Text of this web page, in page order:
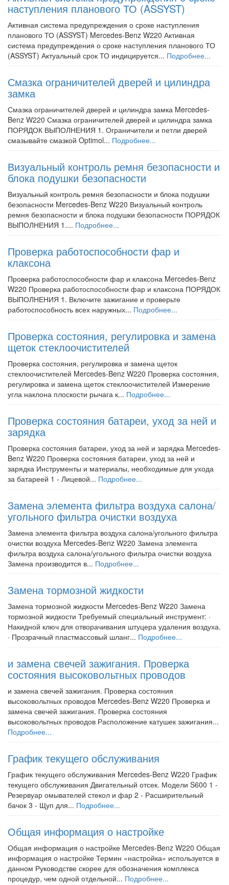
наступления планового ТО (ASSYST)
Активная система предупреждения о сроке наступления
планового ТО (ASSYST) Mercedes-Benz W220 Активная
система предупреждения о сроке наступления планового ТО
(ASSYST) Актуальный срок ТО индицируется... Подробнее...
Смазка ограничителей дверей и цилиндра
замка
Смазка ограничителей дверей и цилиндра замка Mercedes-
Benz W220 Смазка ограничителей дверей и цилиндра замка
ПОРЯДОК ВЫПОЛНЕНИЯ 1. Ограничители и петли дверей
смазывайте смазкой Optimol... Подробнее...
Визуальный контроль ремня безопасности и
блока подушки безопасности
Визуальный контроль ремня безопасности и блока подушки
безопасности Mercedes-Benz W220 Визуальный контроль
ремня безопасности и блока подушки безопасности ПОРЯДОК
ВЫПОЛНЕНИЯ 1.... Подробнее...
Проверка работоспособности фар и
клаксона
Проверка работоспособности фар и клаксона Mercedes-Benz
W220 Проверка работоспособности фар и клаксона ПОРЯДОК
ВЫПОЛНЕНИЯ 1. Включите зажигание и проверьте
работоспособность всех наружных... Подробнее...
Проверка состояния, регулировка и замена
щеток стеклоочистителей
Проверка состояния, регулировка и замена щеток
стеклоочистителей Mercedes-Benz W220 Проверка состояния,
регулировка и замена щеток стеклоочистителей Измерение
угла наклона плоскости рычага к... Подробнее...
Проверка состояния батареи, уход за ней и
зарядка
Проверка состояния батареи, уход за ней и зарядка Mercedes-
Benz W220 Проверка состояния батареи, уход за ней и
зарядка Инструменты и материалы, необходимые для ухода
за батареей 1 - Лицевой... Подробнее...
Замена элемента фильтра воздуха салона/
угольного фильтра очистки воздуха
Замена элемента фильтра воздуха салона/угольного фильтра
очистки воздуха Mercedes-Benz W220 Замена элемента
фильтра воздуха салона/угольного фильтра очистки воздуха
Замена производится в... Подробнее...
Замена тормозной жидкости
Замена тормозной жидкости Mercedes-Benz W220 Замена
тормозной жидкости Требуемый специальный инструмент: ·
Накидной ключ для отворачивания штуцера удаления воздуха.
· Прозрачный пластмассовый шланг... Подробнее...
и замена свечей зажигания. Проверка
состояния высоковольтных проводов
и замена свечей зажигания. Проверка состояния
высоковольтных проводов Mercedes-Benz W220 Проверка и
замена свечей зажигания. Проверка состояния
высоковольтных проводов Расположение катушек зажигания...
Подробнее...
График текущего обслуживания
График текущего обслуживания Mercedes-Benz W220 График
текущего обслуживания Двигательный отсек. Модели S600 1 -
Резервуар омывателей стекол и фар 2 - Расширительный
бачок 3 - Щуп для... Подробнее...
Общая информация о настройке
Общая информация о настройке Mercedes-Benz W220 Общая
информация о настройке Термин «настройка» используется в
данном Руководстве скорее для обозначения комплекса
процедур, чем одной отдельной... Подробнее...